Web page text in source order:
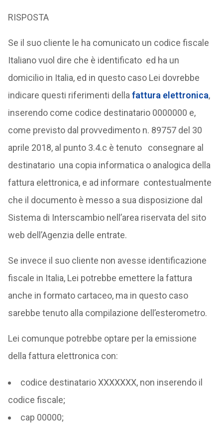
RISPOSTA
Se il suo cliente le ha comunicato un codice fiscale
Italiano vuol dire che è identificato ed ha un
domicilio in Italia, ed in questo caso Lei dovrebbe
indicare questi riferimenti della fattura elettronica,
inserendo come codice destinatario 0000000 e,
come previsto dal provvedimento n. 89757 del 30
aprile 2018, al punto 3.4.c è tenuto consegnare al
destinatario una copia informatica o analogica della
fattura elettronica, e ad informare contestualmente
che il documento è messo a sua disposizione dal
Sistema di Interscambio nell’area riservata del sito
web dell’Agenzia delle entrate.
Se invece il suo cliente non avesse identificazione
fiscale in Italia, Lei potrebbe emettere la fattura
anche in formato cartaceo, ma in questo caso
sarebbe tenuto alla compilazione dell’esterometro.
Lei comunque potrebbe optare per la emissione
della fattura elettronica con:
codice destinatario XXXXXXX, non inserendo il
codice fiscale;
cap 00000;